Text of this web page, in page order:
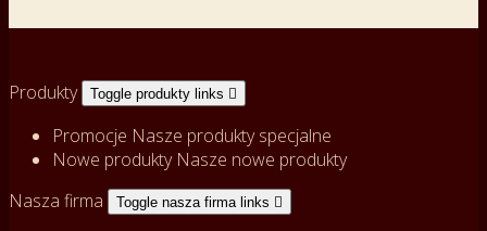
Produkty Toggle produkty links 
Promocje Nasze produkty specjalne
Nowe produkty Nasze nowe produkty
Nasza firma
Toggle nasza firma links 